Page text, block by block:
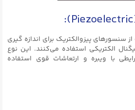
سنسورهای پیزوالکتریک برای اندازه گیری
الکتریکی استفاده می‌کنند. این نوع
با ویبره و ارتعاشات قوی استفاده